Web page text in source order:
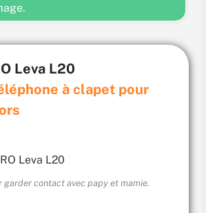
Leva L20
à clapet pour
garder contact avec papy et mamie.